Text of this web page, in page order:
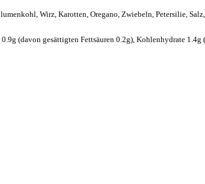
Wirz, Karotten, Oregano, Zwiebeln, Petersilie, Salz,
(davon gesättigten Fettsäuren 0.2g), Kohlenhydrate 1.4g